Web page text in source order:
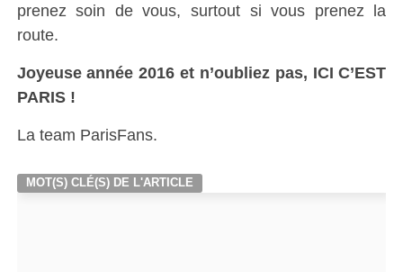
prenez soin de vous, surtout si vous prenez la
route.
Joyeuse année 2016 et n’oubliez pas, ICI C’EST
PARIS !
La team ParisFans.
MOT(S) CLÉ(S) DE L'ARTICLE